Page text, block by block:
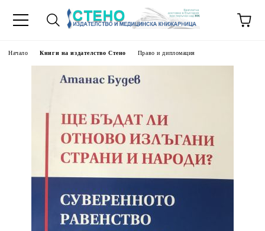
Начало Книги на издателство Стено Право и дипломация